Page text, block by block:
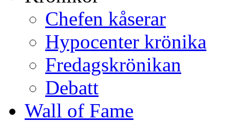
Chefen kåserar
Hypocenter krönika
Fredagskrönikan
Debatt
Wall of Fame